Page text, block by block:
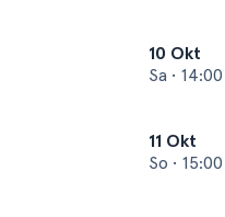
10 Okt
Sa • 14:00
11 Okt
So • 15:00